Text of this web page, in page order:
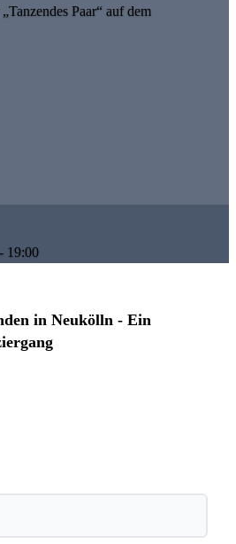
Paar“ auf dem
19:00
in Neukölln - Ein